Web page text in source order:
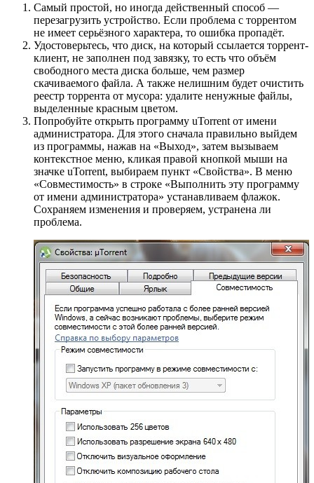
Самый простой, но иногда действенный способ —
перезагрузить устройство. Если проблема с торрентом
не имеет серьёзного характера, то ошибка пропадёт.
Удостоверьтесь, что диск, на который ссылается торрент-
клиент, не заполнен под завязку, то есть что объём
свободного места диска больше, чем размер
скачиваемого файла. А также нелишним будет очистить
реестр торрента от мусора: удалите ненужные файлы,
выделенные красным цветом.
Попробуйте открыть программу uTorrent от имени
администратора. Для этого сначала правильно выйдем
из программы, нажав на «Выход», затем вызываем
контекстное меню, кликая правой кнопкой мыши на
значке uTorrent, выбираем пункт «Свойства». В меню
«Совместимость» в строке «Выполнить эту программу
от имени администратора» устанавливаем флажок.
Сохраняем изменения и проверяем, устранена ли
проблема.